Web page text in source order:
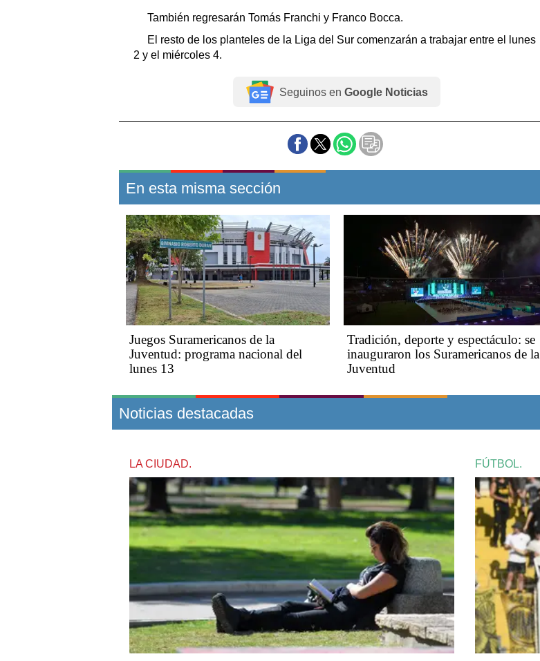
También regresarán Tomás Franchi y Franco Bocca.
El resto de los planteles de la Liga del Sur comenzarán a trabajar entre el lunes
2 y el miércoles 4.
Seguinos en Google Noticias
En esta misma sección
Juegos Suramericanos de la
Juventud: programa nacional del
lunes 13
Tradición, deporte y espectáculo: se
inauguraron los Suramericanos de la
Juventud
Noticias destacadas
LA CIUDAD. FÚTBOL.